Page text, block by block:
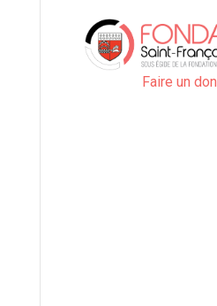
Faire un don